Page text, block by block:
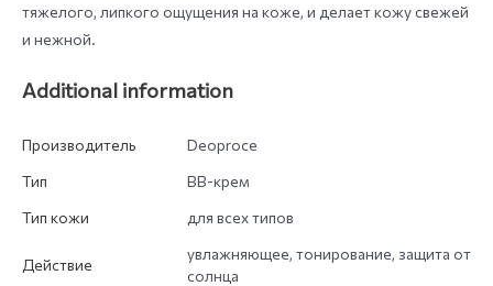
тяжелого, липкого ощущения на коже, и делает кожу свежей
и нежной.
Additional information
Производитель
Deoproce
Тип
BB-крем
Тип кожи
для всех типов
Действие
увлажняющее, тонирование, защита от
солнца